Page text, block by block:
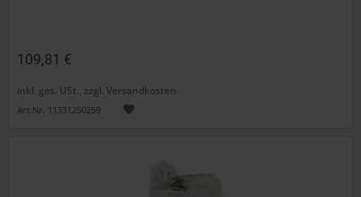
109,81 €
inkl. ges. USt., zzgl. Versandkosten
Art.Nr. 11331250259